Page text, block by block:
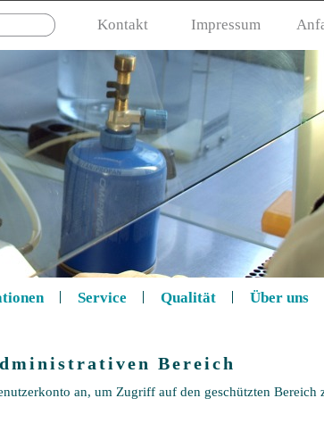
Kontakt Impressum
Service Qualität Über uns
Bereich
an, um Zugriff auf den geschützten Bereich